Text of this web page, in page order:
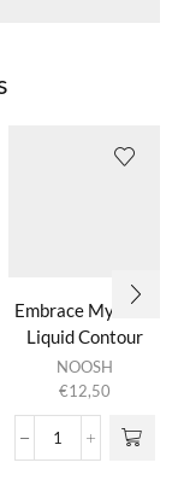
Oil
Embrace My Face
Liquid Contour
NOOSH
€12,50
Embrace